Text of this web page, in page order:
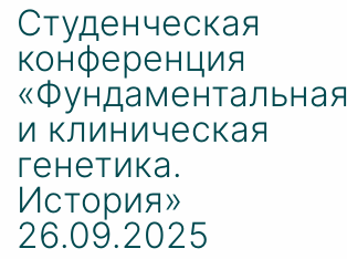
Студенческая
конференция
«Фундаментальная
и клиническая
генетика.
История»
26.09.2025